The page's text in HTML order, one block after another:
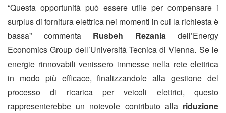
“Questa opportunità può essere utile per compensare i
surplus di fornitura elettrica nei momenti in cui la richiesta è
bassa” commenta Rusbeh Rezaniadell’Energy
Economics Group dell’Università Tecnica di Vienna. Se le
energie rinnovabili venissero immesse nella rete elettrica
in modo più efficace, finalizzandole alla gestione del
processo di ricarica per veicoli elettrici, questo
rappresenterebbe un notevole contributo alla riduzione